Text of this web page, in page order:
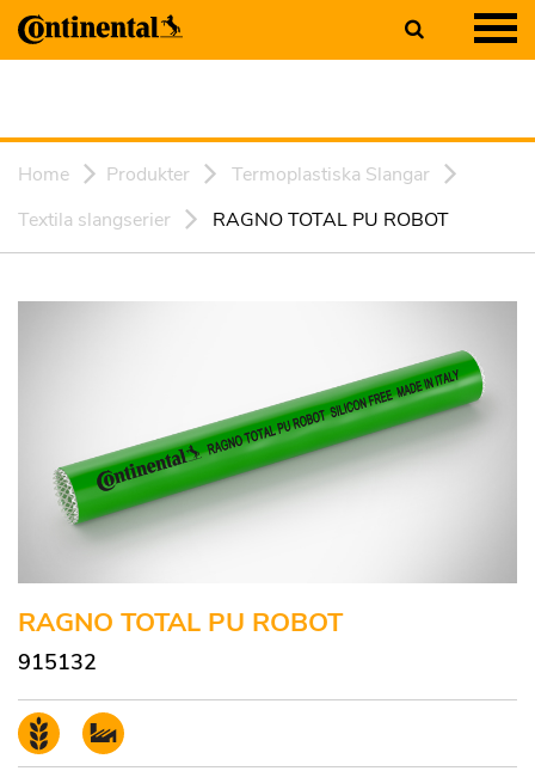
Home Produkter
Termoplastiska Slangar
Textila slangserier
RAGNO TOTAL PU ROBOT
RAGNO TOTAL PU ROBOT
915132